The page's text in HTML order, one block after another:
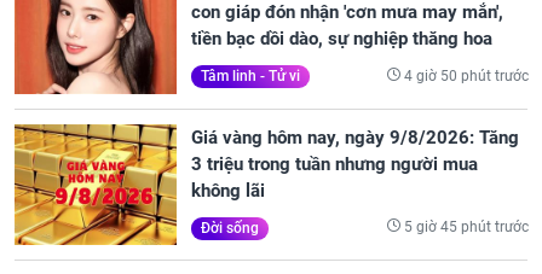
con giáp đón nhận 'cơn mưa may mắn',
tiền bạc dồi dào, sự nghiệp thăng hoa
Tâm linh - Tử vi 4 giờ 50 phút trước
Giá vàng hôm nay, ngày 9/8/2026: Tăng
3 triệu trong tuần nhưng người mua
không lãi
Đời sống 5 giờ 45 phút trước